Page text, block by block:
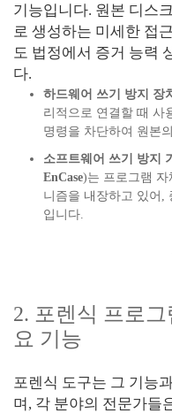
기능입니다. 원본 디스
로 생성하는 미세한 접
도 법정에서 증거 능력
다.
하드웨어 쓰기 방지 장
리적으로 연결할 때 사
명령을 차단하여 원본
소프트웨어 쓰기 방지
EnCase)는 프로그램 자
니즘을 내장하고 있어,
입니다.
2. 포렌식 프로
요 기능
포렌식 도구는 그 기능
며, 각 분야의 전문가들